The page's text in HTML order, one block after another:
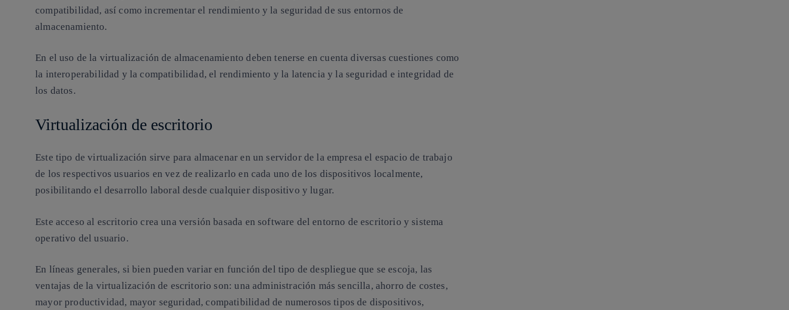
compatibilidad, así como incrementar el rendimiento y la seguridad de sus entornos de
almacenamiento.
En el uso de la virtualización de almacenamiento deben tenerse en cuenta diversas cuestiones como
la interoperabilidad y la compatibilidad, el rendimiento y la latencia y la seguridad e integridad de
los datos.
Virtualización de escritorio
Este tipo de virtualización sirve para almacenar en un servidor de la empresa el espacio de trabajo
de los respectivos usuarios en vez de realizarlo en cada uno de los dispositivos localmente,
posibilitando el desarrollo laboral desde cualquier dispositivo y lugar.
Este acceso al escritorio crea una versión basada en software del entorno de escritorio y sistema
operativo del usuario.
En líneas generales, si bien pueden variar en función del tipo de despliegue que se escoja, las
ventajas de la virtualización de escritorio son: una administración más sencilla, ahorro de costes,
mayor productividad, mayor seguridad, compatibilidad de numerosos tipos de dispositivos,